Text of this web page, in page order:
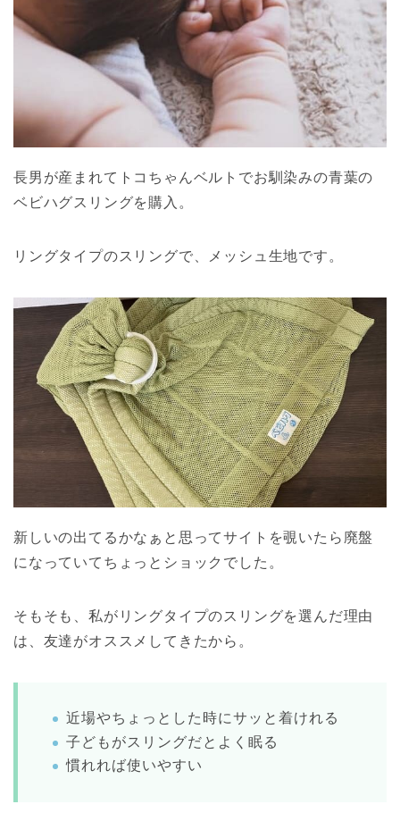
長男が産まれてトコちゃんベルトでお馴染みの青葉の
ベビハグスリングを購入。
リングタイプのスリングで、メッシュ生地です。
新しいの出てるかなぁと思ってサイトを覗いたら廃盤
になっていてちょっとショックでした。
そもそも、私がリングタイプのスリングを選んだ理由
は、友達がオススメしてきたから。
近場やちょっとした時にサッと着けれる
子どもがスリングだとよく眠る
慣れれば使いやすい